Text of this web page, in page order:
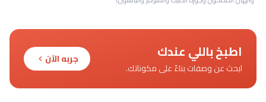
اطبخ باللي عندك
ابحث عن وصفات بناءً على مكوناتك.
جربه الآن